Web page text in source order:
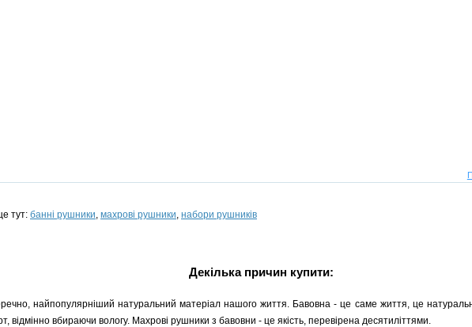
тут: банні рушники, махрові рушники, набори рушників
Декілька причин купити:
найпопулярніший натуральний матеріал нашого життя. Бавовна - це саме життя, це
відмінно вбираючи вологу. Махрові рушники з бавовни - це якість, перевірена десятиліттями.